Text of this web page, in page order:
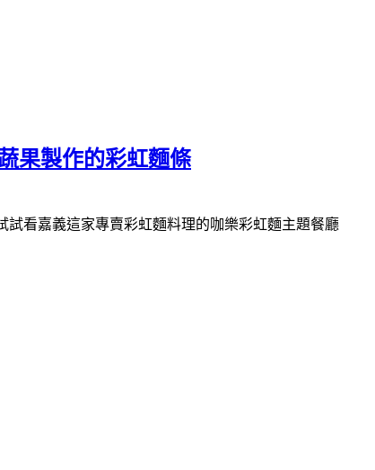
果製作的彩虹麵條
試看嘉義這家專賣彩虹麵料理的咖樂彩虹麵主題餐廳